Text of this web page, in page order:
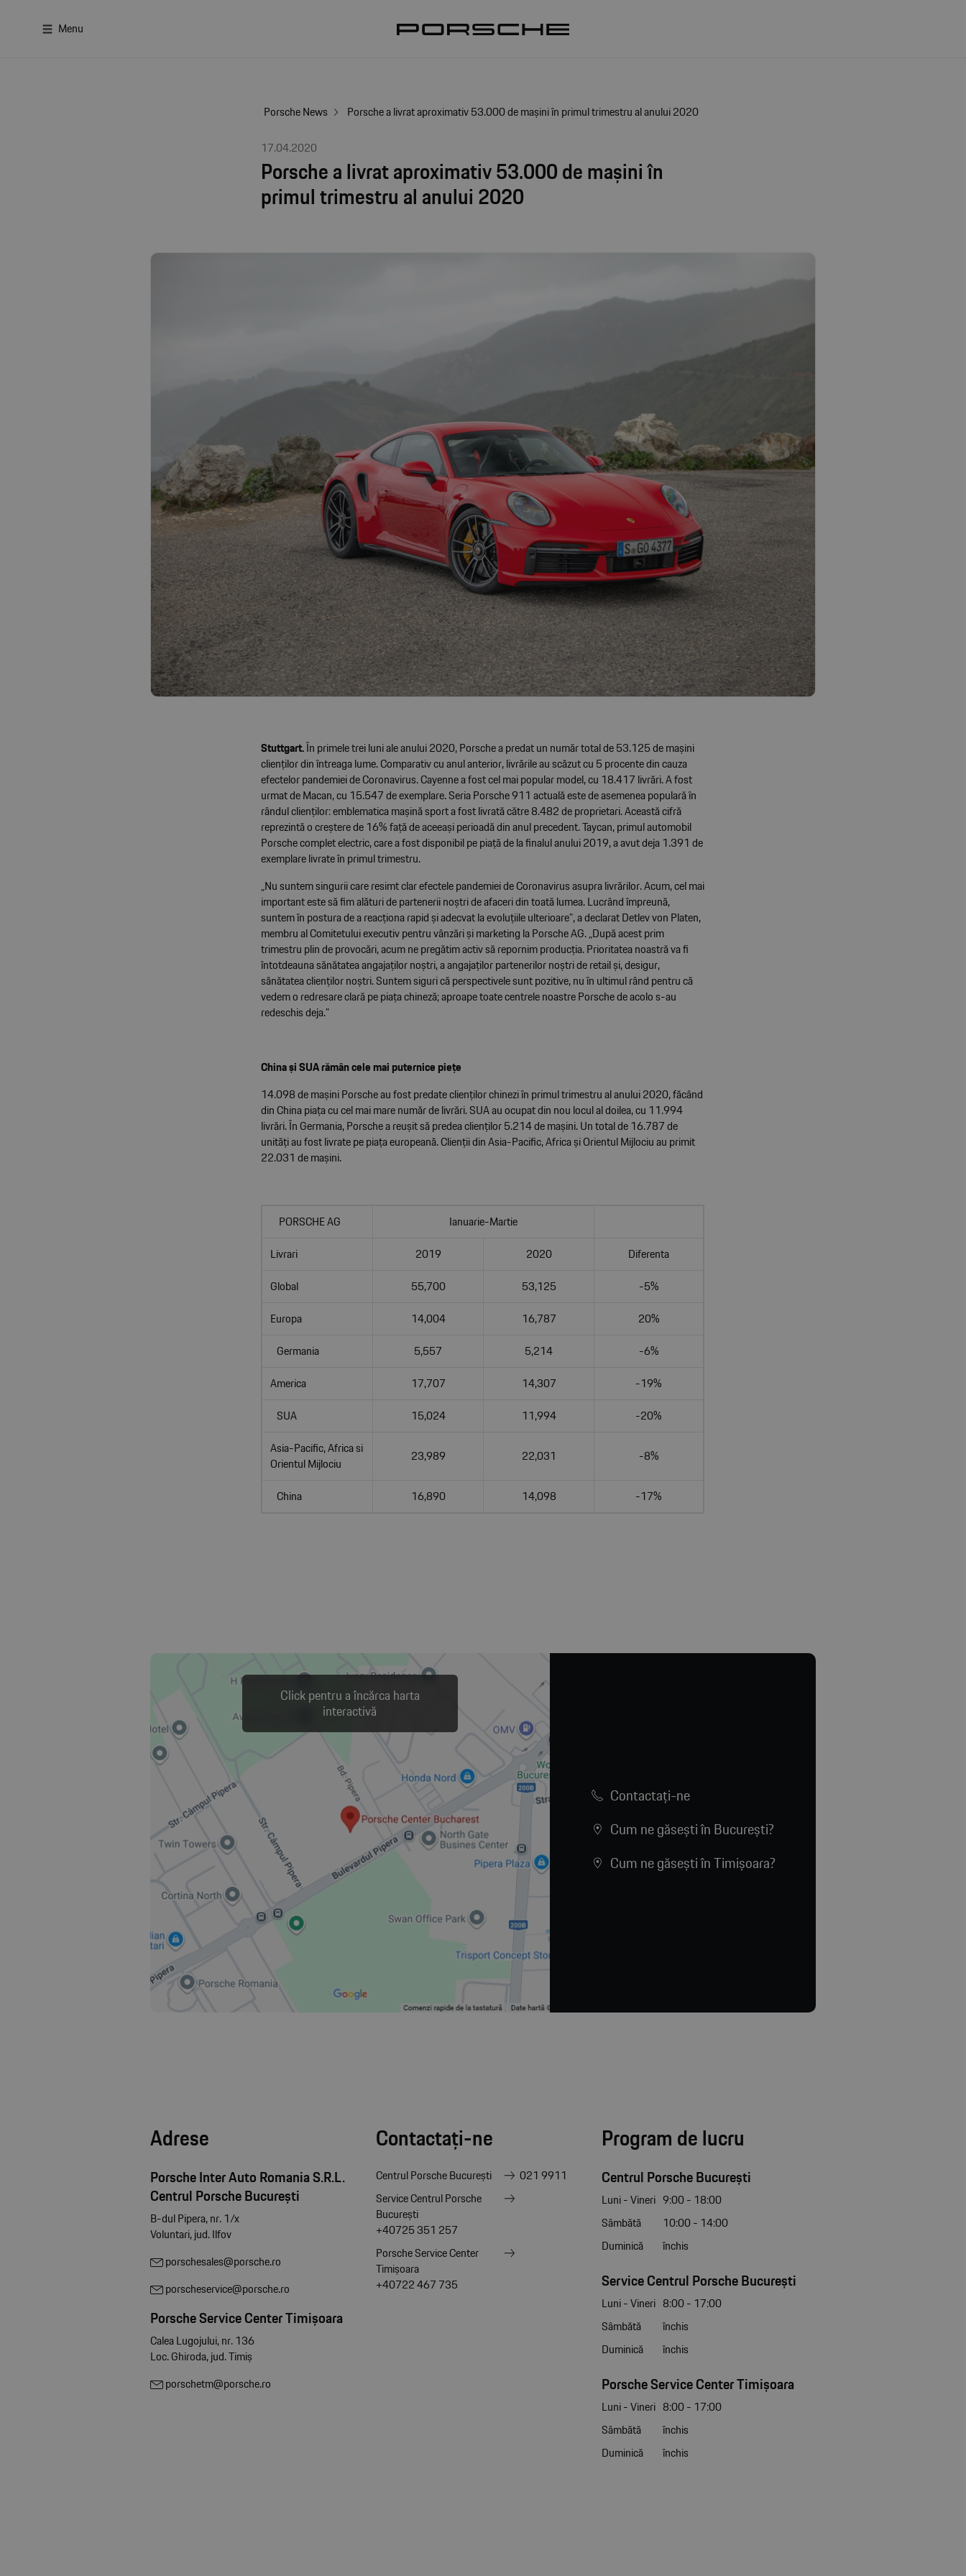
Menu
Porsche News
Porsche a livrat aproximativ 53.000 de mașini în primul trimestru al anului 2020
17.04.2020
Porsche a livrat aproximativ 53.000 de mașini în
primul trimestru al anului 2020
Stuttgart.În primele trei luni ale anului 2020, Porsche a predat un număr total de 53.125 de mașini
clienților din întreaga lume. Comparativ cu anul anterior, livrările au scăzut cu 5 procente din cauza
efectelor pandemiei de Coronavirus. Cayenne a fost cel mai popular model, cu 18.417 livrări. A fost
urmat de Macan, cu 15.547 de exemplare. Seria Porsche 911 actuală este de asemenea populară în
rândul clienților: emblematica mașină sport a fost livrată către 8.482 de proprietari. Această cifră
reprezintă o creștere de 16% față de aceeași perioadă din anul precedent. Taycan, primul automobil
Porsche complet electric, care a fost disponibil pe piață de la finalul anului 2019, a avut deja 1.391 de
exemplare livrate în primul trimestru.
„Nu suntem singurii care resimt clar efectele pandemiei de Coronavirus asupra livrărilor. Acum, cel mai
important este să fim alături de partenerii noștri de afaceri din toată lumea. Lucrând împreună,
suntem în postura de a reacționa rapid și adecvat la evoluțiile ulterioare”, a declarat Detlev von Platen,
membru al Comitetului executiv pentru vânzări și marketing la Porsche AG. „După acest prim
trimestru plin de provocări, acum ne pregătim activ să repornim producția. Prioritatea noastră va fi
întotdeauna sănătatea angajaților noștri, a angajaților partenerilor noștri de retail și, desigur,
sănătatea clienților noștri. Suntem siguri că perspectivele sunt pozitive, nu în ultimul rând pentru că
vedem o redresare clară pe piața chineză; aproape toate centrele noastre Porsche de acolo s-au
redeschis deja.”
China și SUA rămân cele mai puternice piețe
14.098 de mașini Porsche au fost predate clienților chinezi în primul trimestru al anului 2020, făcând
din China piața cu cel mai mare număr de livrări. SUA au ocupat din nou locul al doilea, cu 11.994
livrări. În Germania, Porsche a reușit să predea clienților 5.214 de mașini. Un total de 16.787 de
unități au fost livrate pe piața europeană. Clienții din Asia-Pacific, Africa și Orientul Mijlociu au primit
22.031 de mașini.
PORSCHE AG
Ianuarie-Martie
Livrari
2019 2020
Diferenta
Global
55,700 53,125
-5%
Europa
14,004 16,787
20%
Germania
5,557 5,214
-6%
America
17,707 14,307
-19%
SUA
15,024 11,994
-20%
Asia-Pacific, Africa si
Orientul Mijlociu
23,989 22,031 -8%
China 16,890 14,098 -17%
Click pentru a încărca harta
interactivă
Contactaţi-ne
Cum ne găsești în București?
Cum ne găsești în Timișoara?
Adrese
Porsche Inter Auto Romania S.R.L.
Centrul Porsche București
B-dul Pipera, nr. 1/x
Voluntari, jud. Ilfov
porschesales@porsche.ro
porscheservice@porsche.ro
Porsche Service Center Timișoara
Calea Lugojului, nr. 136
Loc. Ghiroda, jud. Timiș
porschetm@porsche.ro
Contactați-ne
Centrul Porsche București
021 9911
Service Centrul Porsche
București
+40725 351 257
Porsche Service Center
Timișoara
+40722 467 735
Program de lucru
Centrul Porsche București
Luni - Vineri 9:00 - 18:00
Sâmbătă
10:00 - 14:00
Duminică
închis
Service Centrul Porsche București
Luni - Vineri 8:00 - 17:00
Sâmbătă
închis
Duminică
închis
Porsche Service Center Timișoara
Luni - Vineri 8:00 - 17:00
Sâmbătă
închis
Duminică
închis